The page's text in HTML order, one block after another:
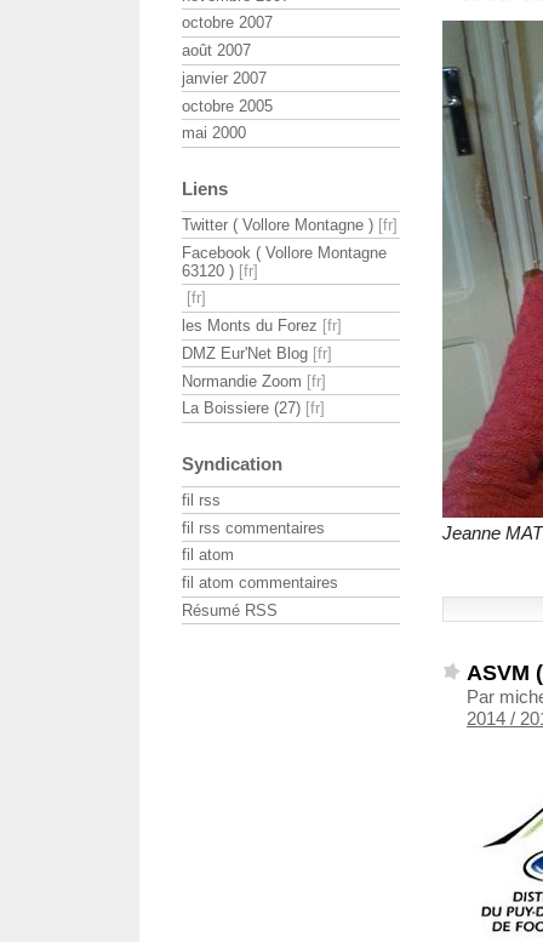
Jeanne
ASVM
Par
2014 /
octobre 2007
août 2007
janvier 2007
octobre 2005
mai 2000
Liens
Twitter ( Vollore Montagne )
Facebook ( Vollore Montagne
63120 )
les Monts du Forez
DMZ Eur'Net Blog
Normandie Zoom
La Boissiere (27)
Syndication
fil rss
fil rss commentaires
fil atom
fil atom commentaires
Résumé RSS